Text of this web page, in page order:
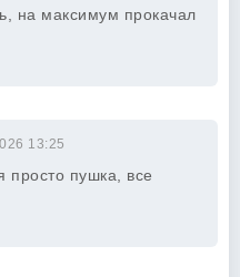
на максимум прокачал
13:25
просто пушка, все